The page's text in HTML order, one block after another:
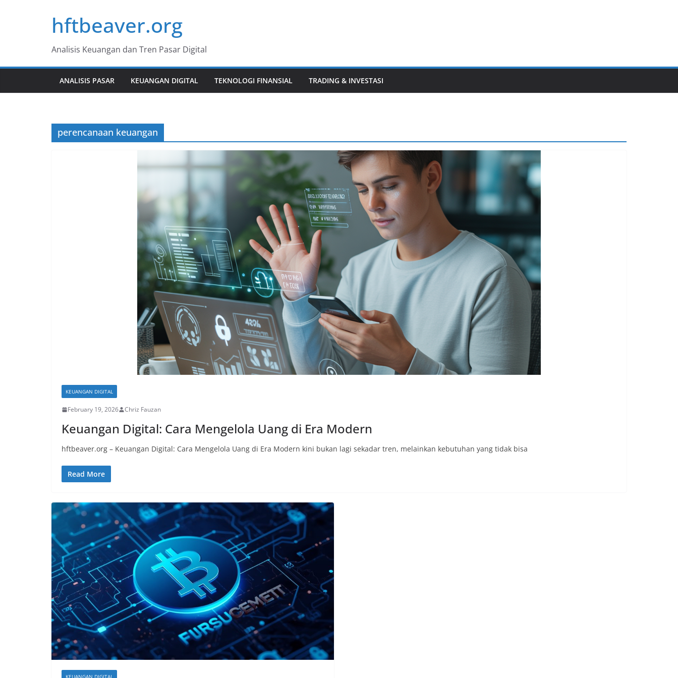
hftbeaver.org
Analisis Keuangan dan Tren Pasar Digital
ANALISIS PASAR KEUANGAN DIGITAL TEKNOLOGI FINANSIAL TRADING & INVESTASI
perencanaan keuangan
KEUANGAN DIGITAL
February 19, 2026 Chriz Fauzan
Keuangan Digital: Cara Mengelola Uang di Era Modern
hftbeaver.org – Keuangan Digital: Cara Mengelola Uang di Era Modern kini bukan lagi sekadar tren, melainkan kebutuhan yang tidak bisa
Read More
KEUANGAN DIGITAL